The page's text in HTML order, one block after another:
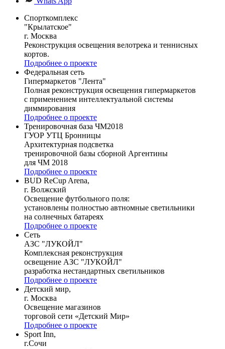
Спорткомплекс
"Крылатское"
г. Москва
Реконструкция освещения велотрека и теннисных
кортов.
Подробнее о проекте
Федеральная сеть
Гипермаркетов "Лента"
Полная реконструкция освещения гипермаркетов
с применением интеллектуальной системы
диммирования
Подробнее о проекте
Тренировочная база ЧМ2018
ГУОР УТЦ Бронницы
Архитектурная подсветка
тренировочной базы сборной Аргентины
для ЧМ 2018
Подробнее о проекте
BUD ReCup Arena,
г. Волжский
Освещение футбольного поля:
установлены полностью автномные светильники
на солнечных батареях
Подробнее о проекте
Сеть
АЗС "ЛУКОЙЛ"
Комплексная реконструкция
освещение АЗС "ЛУКОЙЛ"
разработка нестандартных светильников
Подробнее о проекте
Детский мир,
г. Москва
Освещение магазинов
торговой сети «Детский Мир»
Подробнее о проекте
Sport Inn,
г.Сочи